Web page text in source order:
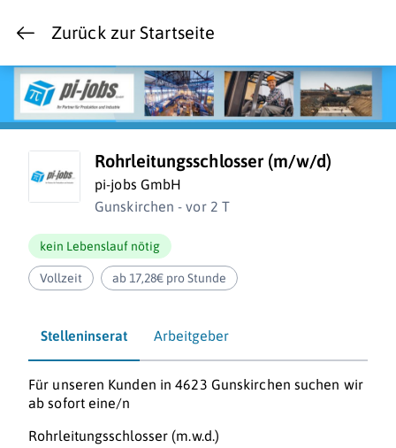
Zurück zur Startseite
Rohrleitungsschlosser (m/w/d)
pi-jobs GmbH
Gunskirchen - vor 2 T
kein Lebenslauf nötig
Vollzeit ab 17,28€ pro Stunde
Stelleninserat Arbeitgeber
Für unseren Kunden in 4623 Gunskirchen suchen wir
ab sofort eine/n
Rohrleitungsschlosser (m.w.d.)